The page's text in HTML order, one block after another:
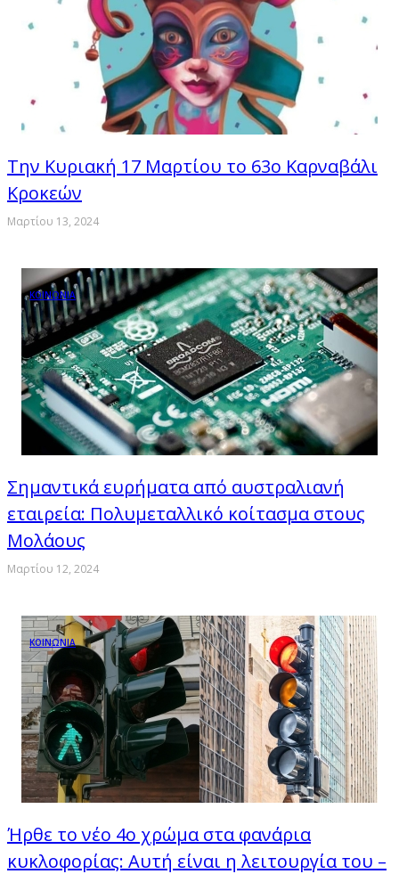
Την Κυριακή 17 Μαρτίου το 63ο Καρναβάλι
Κροκεών
Μαρτίου 13, 2024
ΚΟΙΝΩΝΙΑ
Σημαντικά ευρήματα από αυστραλιανή
εταιρεία: Πολυμεταλλικό κοίτασμα στους
Μολάους
Μαρτίου 12, 2024
ΚΟΙΝΩΝΙΑ
Ήρθε το νέο 4ο χρώμα στα φανάρια
κυκλοφορίας: Αυτή είναι η λειτουργία του –